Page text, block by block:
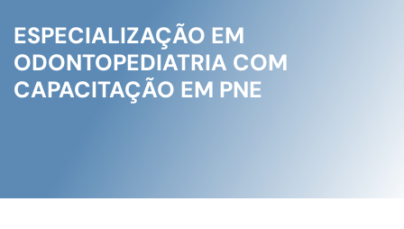
ESPECIALIZAÇÃO EM
ODONTOPEDIATRIA COM
CAPACITAÇÃO EM PNE